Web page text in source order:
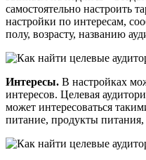
самостоятельно настроить
настройки по интересам,
полу, возрасту, названию
Интересы. В настройках
интересов. Целевая
может интересоваться
питание, продукты питания,